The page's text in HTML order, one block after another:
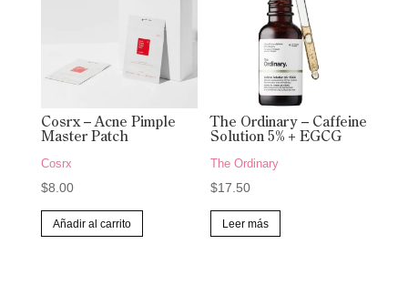
la
Cosrx – Acne Pimple
Master Patch
Cosrx
$8.00
Añadir al carrito
The Ordinary – Caffeine
Solution 5% + EGCG
The Ordinary
$17.50
Leer más